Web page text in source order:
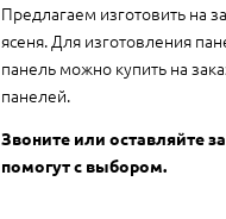
Предлагаем изготовить на
ясеня. Для изготовления
панель можно купить на
панелей.
Звоните или оставляйте
помогут с выбором.